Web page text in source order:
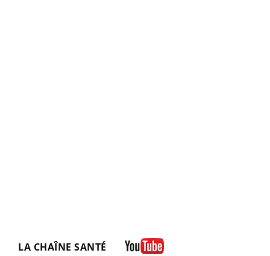
LA CHAÎNE SANTÉ